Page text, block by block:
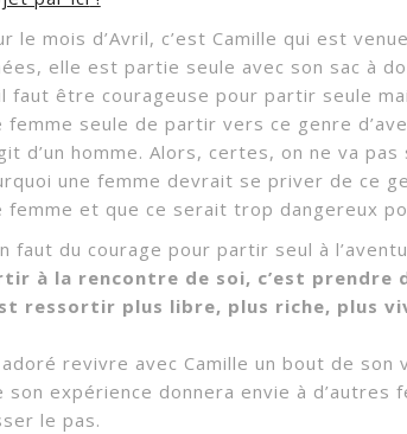
le mois d’Avril, c’est Camille qui est
elle est partie seule avec son sac à
faut être courageuse pour partir seule
femme seule de partir vers ce genre
d’un homme. Alors, certes, on ne va
une femme devrait se priver de ce
femme et que ce serait trop dangereux
faut du courage pour partir seul à
à la rencontre de soi, c’est prendre
ressortir plus libre, plus riche, plus
adoré revivre avec Camille un bout de
son expérience donnera envie à
le pas.